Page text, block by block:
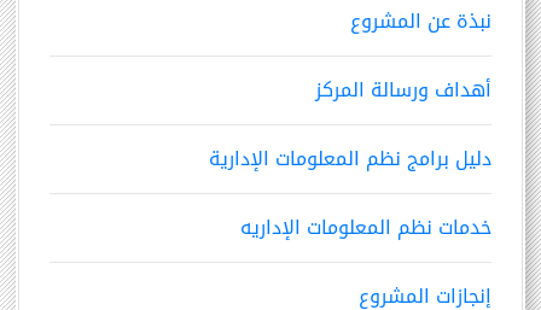
نبذة عن المشروع
أهداف ورسالة المركز
دليل برامج نظم المعلومات الإدارية
خدمات نظم المعلومات الإداريه
إنجازات المشروع